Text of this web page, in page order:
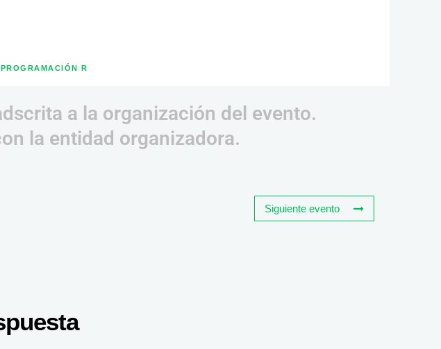
R
a la organización del evento.
la entidad organizadora.
Siguiente evento